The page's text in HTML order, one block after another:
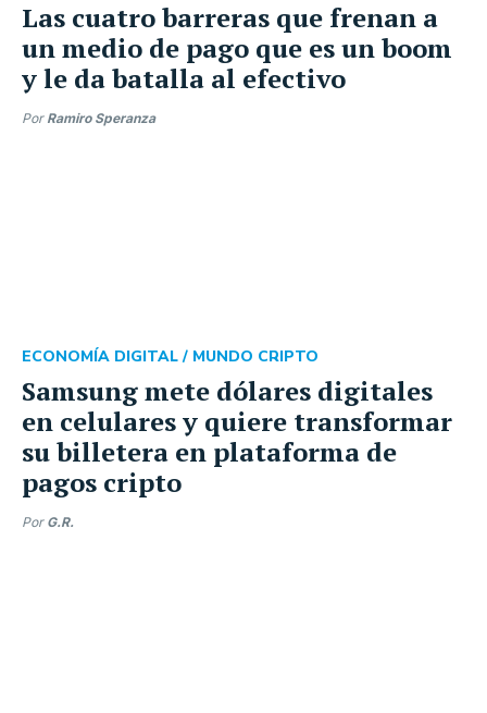
Las cuatro barreras que frenan a
un medio de pago que es un boom
y le da batalla al efectivo
Por Ramiro Speranza
Samsung mete dólares digitales
en celulares y quiere transformar
su billetera en plataforma de
pagos cripto
ECONOMÍA DIGITAL / MUNDO CRIPTO
Por G.R.